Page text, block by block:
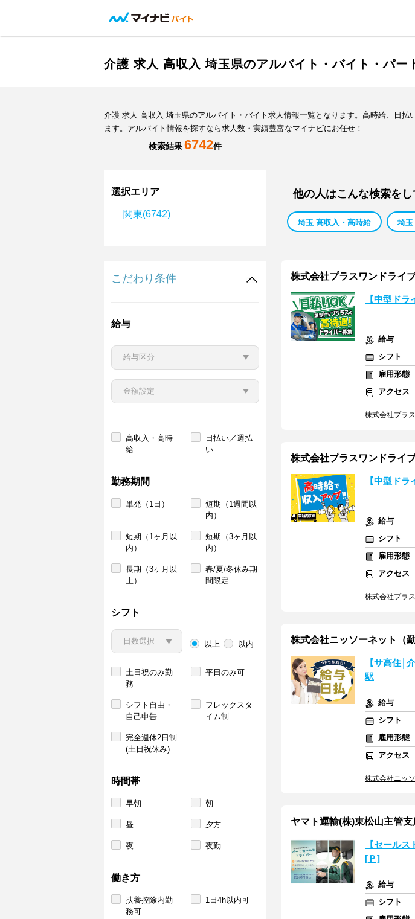
介護 求人 高収入 埼玉県のアルバイト・バイト・パー
介護 求人 高収入 埼玉県のアルバイト・バイト求人情報一覧となります。高時給、日
ます。アルバイト情報を探すなら求人数・実績豊富なマイナビにお任せ！
検索結果6742件
選択エリア
関東(6742)
こだわり条件
給与
高収入・高時
給
日払い／週払
い
勤務期間
単発（1日）
短期（1週間以
内）
短期（1ヶ月以
内）
短期（3ヶ月以
内）
長期（3ヶ月以
上）
春/夏/冬休み期
間限定
シフト
以上 以内
土日祝のみ勤
務
平日のみ可
シフト自由・
自己申告
フレックスタ
イム制
完全週休2日制
(土日祝休み)
時間帯
早朝 朝
昼 夕方
夜 夜勤
働き方
扶養控除内勤
務可
1日4h以内可
他の人はこんな検索を
埼玉 高収入・高時給 埼玉
株式会社プラスワンドライ
【中型ド
給与
シフト
雇用形態
アクセス
株式会社プラ
株式会社プラスワンドライ
【中型ド
給与
シフト
雇用形態
アクセス
株式会社プラ
株式会社ニッソーネット（
【サ高住│
駅
給与
シフト
雇用形態
アクセス
株式会社ニッ
ヤマト運輸(株)東松山主管
【セール
[Ｐ]
給与
シフト